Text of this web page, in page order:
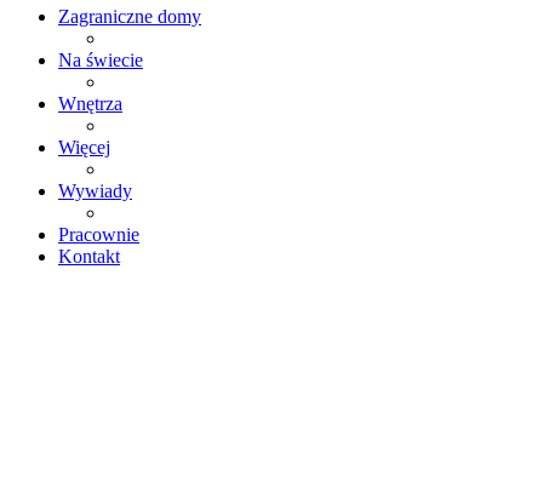
Zagraniczne domy
Na świecie
Wnętrza
Więcej
Wywiady
Pracownie
Kontakt